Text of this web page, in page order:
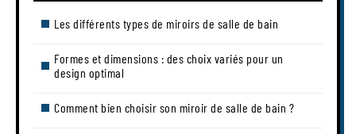
Les différents types de miroirs de salle de bain
Formes et dimensions : des choix variés pour un
design optimal
Comment bien choisir son miroir de salle de bain ?